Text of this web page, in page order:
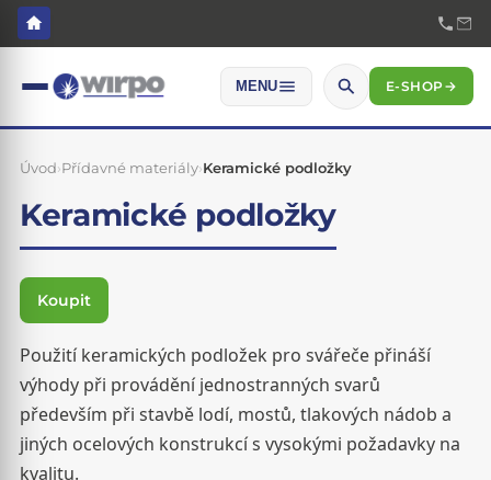
MENU E-SHOP→
Úvod›Přídavné materiály›Keramické podložky
Keramické podložky
Koupit
Použití keramických podložek pro svářeče přináší
výhody při provádění jednostranných svarů
především při stavbě lodí, mostů, tlakových nádob a
jiných ocelových konstrukcí s vysokými požadavky na
kvalitu.